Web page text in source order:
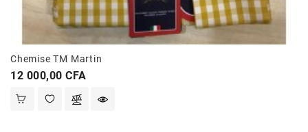
Chemise TM Martin
Prix
12 000,00 CFA